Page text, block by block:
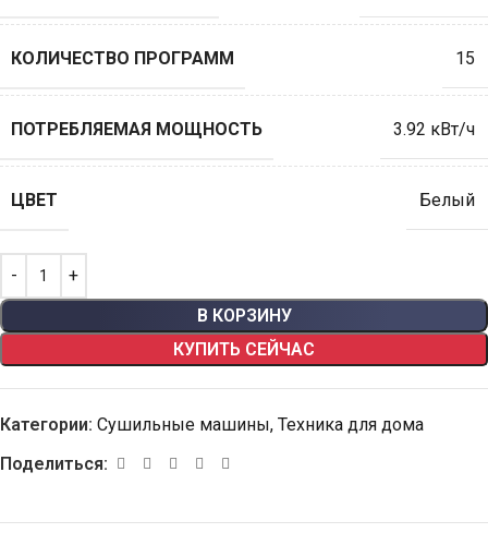
КОЛИЧЕСТВО ПРОГРАММ 15
ПОТРЕБЛЯЕМАЯ МОЩНОСТЬ 3.92 кВт/ч
ЦВЕТ Белый
В КОРЗИНУ
КУПИТЬ СЕЙЧАС
Категории: Сушильные машины, Техника для дома
Поделиться: